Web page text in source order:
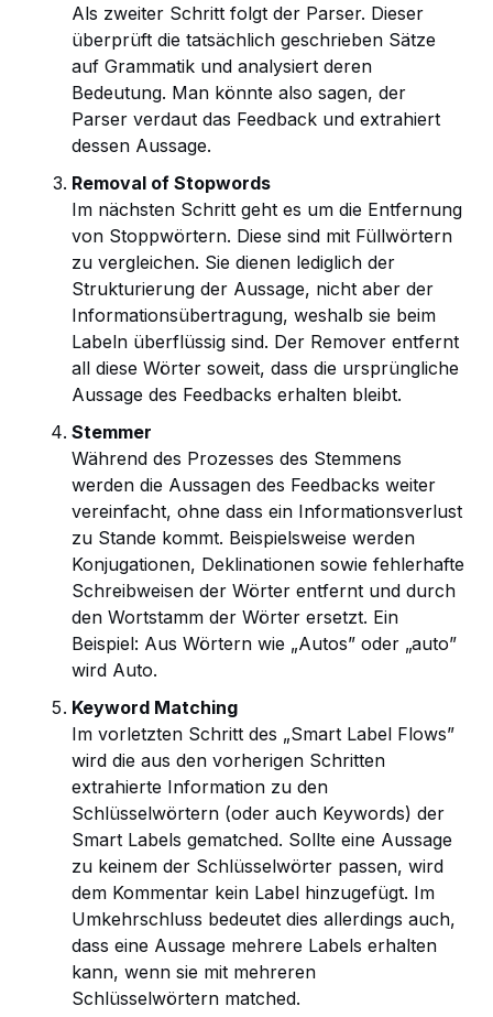
Als zweiter Schritt folgt der Parser. Dieser
überprüft die tatsächlich geschrieben Sätze
auf Grammatik und analysiert deren
Bedeutung. Man könnte also sagen, der
Parser verdaut das Feedback und extrahiert
dessen Aussage.
Removal of Stopwords
Im nächsten Schritt geht es um die Entfernung
von Stoppwörtern. Diese sind mit Füllwörtern
zu vergleichen. Sie dienen lediglich der
Strukturierung der Aussage, nicht aber der
Informationsübertragung, weshalb sie beim
Labeln überflüssig sind. Der Remover entfernt
all diese Wörter soweit, dass die ursprüngliche
Aussage des Feedbacks erhalten bleibt.
Stemmer
Während des Prozesses des Stemmens
werden die Aussagen des Feedbacks weiter
vereinfacht, ohne dass ein Informationsverlust
zu Stande kommt. Beispielsweise werden
Konjugationen, Deklinationen sowie fehlerhafte
Schreibweisen der Wörter entfernt und durch
den Wortstamm der Wörter ersetzt. Ein
Beispiel: Aus Wörtern wie „Autos” oder „auto”
wird Auto.
Keyword Matching
Im vorletzten Schritt des „Smart Label Flows”
wird die aus den vorherigen Schritten
extrahierte Information zu den
Schlüsselwörtern (oder auch Keywords) der
Smart Labels gematched. Sollte eine Aussage
zu keinem der Schlüsselwörter passen, wird
dem Kommentar kein Label hinzugefügt. Im
Umkehrschluss bedeutet dies allerdings auch,
dass eine Aussage mehrere Labels erhalten
kann, wenn sie mit mehreren
Schlüsselwörtern matched.